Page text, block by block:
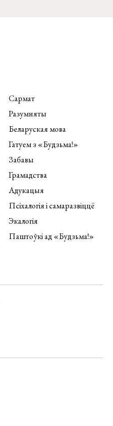
Сармат
Разумняты
Беларуская мова
Гатуем з «Будзьма!»
Забавы
Грамадства
Адукацыя
Псіхалогія і самаразвіццё
Экалогія
Паштоўкі ад «Будзьма!»